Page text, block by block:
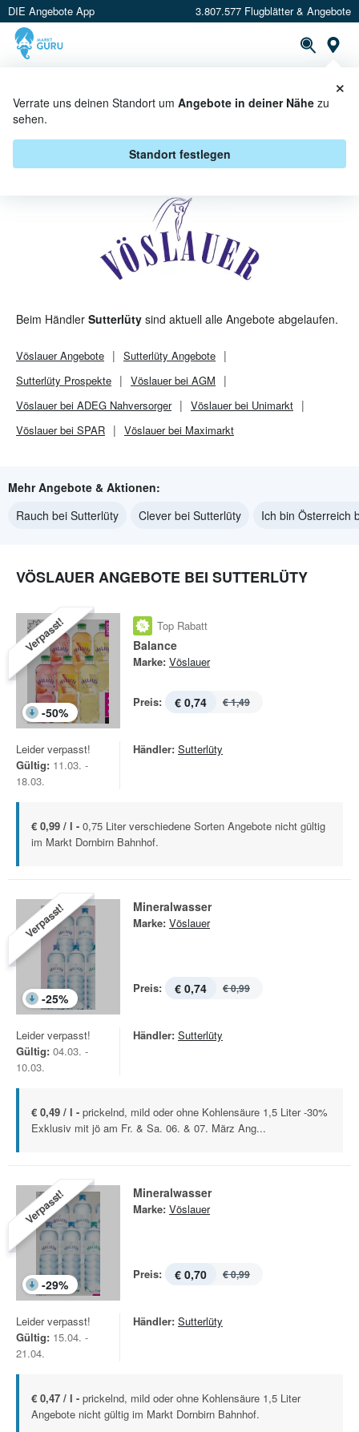
DIE Angebote App 3.807.577 Flugblätter & Angebote
Verrate uns deinen Standort um Angebote in deiner Nähe zu
sehen.
Standort festlegen
×
VÖSLAUER BEI SUTTERLÜTY -
ANGEBOTE & AKTIONEN
Beim Händler Sutterlüty sind aktuell alle Angebote abgelaufen.
VöslauerAngebote Sutterlüty Angebote
Sutterlüty Prospekte
Vöslauer bei AGM
Vöslauer bei ADEG Nahversorger
Vöslauer bei Unimarkt
Vöslauer bei SPAR
Vöslauer bei Maximarkt
Mehr Angebote & Aktionen:
Rauch bei Sutterlüty
Clever bei Sutterlüty Ich bin Österreich
VÖSLAUER ANGEBOTE BEI SUTTERLÜTY
Verpasst!
-50%
Top Rabatt
Balance
Marke: Vöslauer
Preis: € 0,74 € 1,49
Leider verpasst!
Gültig: 11.03. -
18.03.
Händler: Sutterlüty
€ 0,99 / l - 0,75 Liter verschiedene Sorten Angebote nicht gültig
im Markt Dornbirn Bahnhof.
Verpasst!
-25%
Mineralwasser
Marke: Vöslauer
Preis: € 0,74 € 0,99
Leider verpasst!
Gültig: 04.03. -
10.03.
Händler: Sutterlüty
€ 0,49 / l - prickelnd, mild oder ohne Kohlensäure 1,5 Liter -30%
Exklusiv mit jö am Fr. & Sa. 06. & 07. März Ang...
Verpasst!
-29%
Mineralwasser
Marke: Vöslauer
Preis: € 0,70 € 0,99
Leider verpasst!
Gültig: 15.04. -
21.04.
Händler: Sutterlüty
€ 0,47 / l - prickelnd, mild oder ohne Kohlensäure 1,5 Liter
Angebote nicht gültig im Markt Dornbirn Bahnhof.